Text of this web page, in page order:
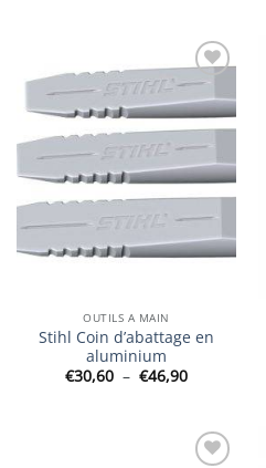
Ajouter
à la
wishlist
OUTILS A MAIN
Stihl Coin d’abattage en
aluminium
€30,60 – €46,90Plage
€46,90